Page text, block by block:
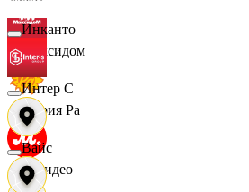
Максидом
Мария Ра
МВидео
Инканто
Интер С
Вайс